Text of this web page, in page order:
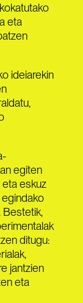
eta
ideiarekin
egiten
eskuz
Bestetik,
ditugu:
jantzien
eta